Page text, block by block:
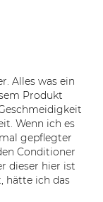
Alles was ein
Produkt
Wenn ich es
gepflegter
Conditioner
dieser hier ist
hätte ich das